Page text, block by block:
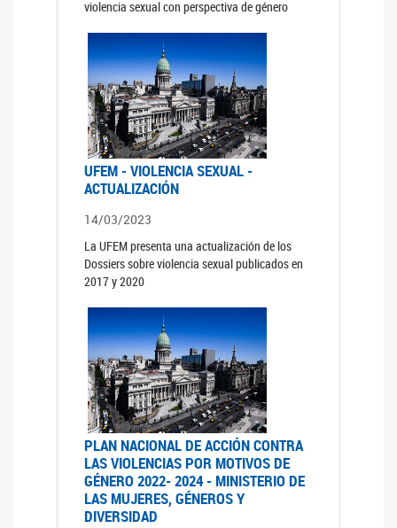
violencia sexual con perspectiva de género
UFEM - VIOLENCIA SEXUAL -
ACTUALIZACIÓN
14/03/2023
La UFEM presenta una actualización de los
Dossiers sobre violencia sexual publicados en
2017 y 2020
PLAN NACIONAL DE ACCIÓN CONTRA
LAS VIOLENCIAS POR MOTIVOS DE
GÉNERO 2022- 2024 - MINISTERIO DE
LAS MUJERES, GÉNEROS Y
DIVERSIDAD